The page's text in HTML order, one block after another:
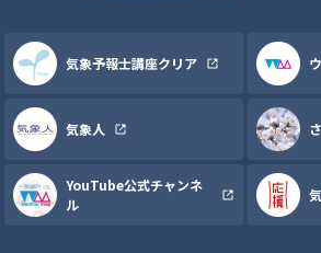
気象予報士講座クリア
気象人
YouTube公式チャンネ
ル